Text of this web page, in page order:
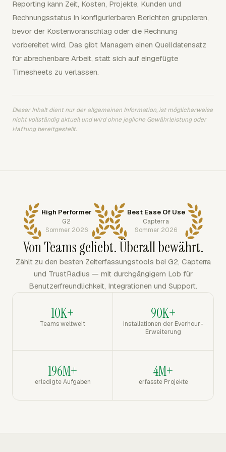
Reporting kann Zeit, Kosten, Projekte, Kunden und
Rechnungsstatus in konfigurierbaren Berichten gruppieren,
bevor der Kostenvoranschlag oder die Rechnung
vorbereitet wird. Das gibt Managern einen Quelldatensatz
für abrechenbare Arbeit, statt sich auf eingefügte
Timesheets zu verlassen.
Dieser Inhalt dient nur der allgemeinen Information, ist möglicherweise
nicht vollständig aktuell und wird ohne jegliche Gewährleistung oder
Haftung bereitgestellt.
High Performer
G2
Sommer 2026
Best Ease Of Use
Capterra
Sommer 2026
Von Teams geliebt. Überall bewährt.
Zählt zu den besten Zeiterfassungstools bei G2, Capterra
und TrustRadius — mit durchgängigem Lob für
Benutzerfreundlichkeit, Integrationen und Support.
10K+
Teams weltweit
90K+
Installationen der Everhour-
Erweiterung
196M+
erledigte Aufgaben
4M+
erfasste Projekte